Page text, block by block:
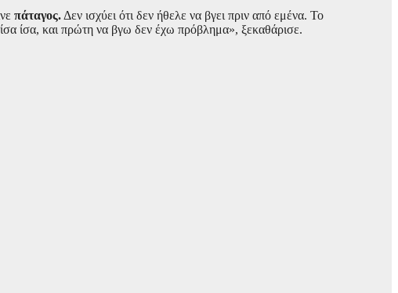
πάταγος. Δεν ισχύει ότι δεν ήθελε να βγει πριν από εμένα. Το
ίσα, και πρώτη να βγω δεν έχω πρόβλημα», ξεκαθάρισε.